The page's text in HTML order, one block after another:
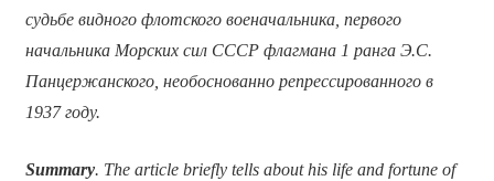
судьбе видного флотского военачальника, первого
начальника Морских сил СССР флагмана 1 ранга Э.С.
Панцержанского, необоснованно репрессированного в
1937 году.
Summary. The article briefly tells about his life and fortune of